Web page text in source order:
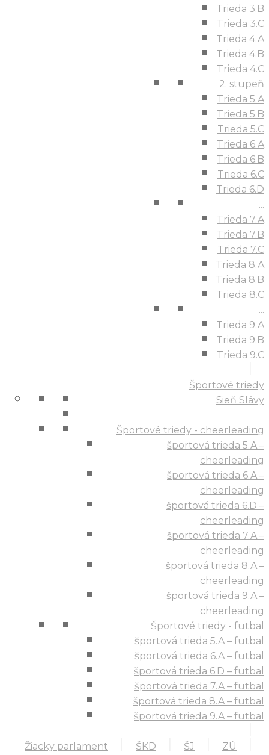
Trieda 3.B
Trieda 3.C
Trieda 4.A
Trieda 4.B
Trieda 4.C
2. stupeň
Trieda 5.A
Trieda 5.B
Trieda 5.C
Trieda 6.A
Trieda 6.B
Trieda 6.C
Trieda 6.D
...
Trieda 7.A
Trieda 7.B
Trieda 7.C
Trieda 8.A
Trieda 8.B
Trieda 8.C
...
Trieda 9.A
Trieda 9.B
Trieda 9.C
Športové triedy
Sieň Slávy
Športové triedy - cheerleading
športová trieda 5.A –
cheerleading
športová trieda 6.A –
cheerleading
športová trieda 6.D –
cheerleading
športová trieda 7.A –
cheerleading
športová trieda 8.A –
cheerleading
športová trieda 9.A –
cheerleading
Športové triedy - futbal
športová trieda 5.A – futbal
športová trieda 6.A – futbal
športová trieda 6.D – futbal
športová trieda 7.A – futbal
športová trieda 8.A – futbal
športová trieda 9.A – futbal
Žiacky parlament ŠKD ŠJ ZÚ